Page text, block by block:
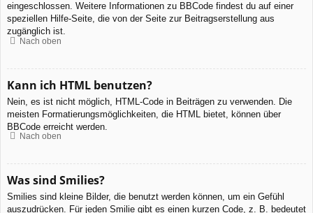
eingeschlossen. Weitere Informationen zu BBCode findest du auf einer
speziellen Hilfe-Seite, die von der Seite zur Beitragserstellung aus
zugänglich ist.
Nach oben
Kann ich HTML benutzen?
Nein, es ist nicht möglich, HTML-Code in Beiträgen zu verwenden. Die
meisten Formatierungsmöglichkeiten, die HTML bietet, können über
BBCode erreicht werden.
Nach oben
Was sind Smilies?
Smilies sind kleine Bilder, die benutzt werden können, um ein Gefühl
auszudrücken. Für jeden Smilie gibt es einen kurzen Code, z. B. bedeutet